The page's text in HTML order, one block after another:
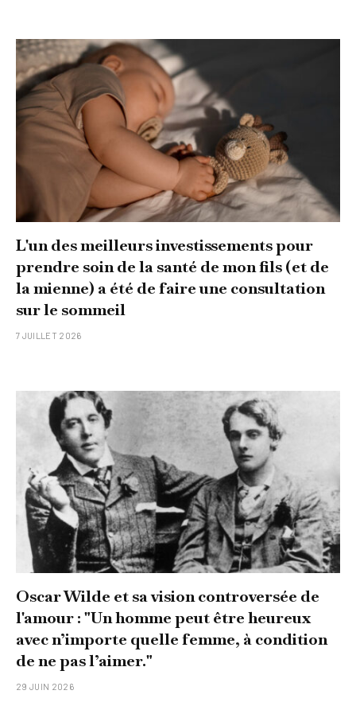
L'un des meilleurs investissements pour
prendre soin de la santé de mon fils (et de
la mienne) a été de faire une consultation
sur le sommeil
7 JUILLET 2026
Oscar Wilde et sa vision controversée de
l'amour : "Un homme peut être heureux
avec n’importe quelle femme, à condition
de ne pas l’aimer."
29 JUIN 2026